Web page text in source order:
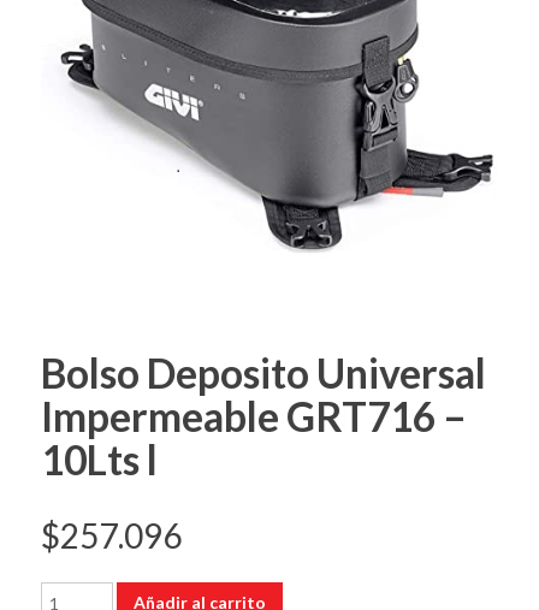
Bolso Deposito Universal
Impermeable GRT716 –
10Lts l
$257.096
Bolso
Añadir al carrito